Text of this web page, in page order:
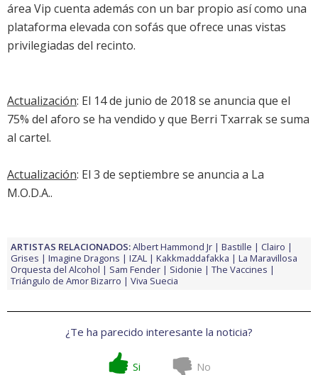
área Vip cuenta además con un bar propio así como una
plataforma elevada con sofás que ofrece unas vistas
privilegiadas del recinto.
Actualización: El 14 de junio de 2018 se anuncia que el
75% del aforo se ha vendido y que Berri Txarrak se suma
al cartel.
Actualización: El 3 de septiembre se anuncia a La
M.O.D.A..
ARTISTAS RELACIONADOS:Albert Hammond Jr Bastille
Clairo
Grises
Imagine Dragons IZAL Kakkmaddafakka
La Maravillosa
Orquesta del Alcohol
Sam Fender Sidonie
The Vaccines
Triángulo de Amor Bizarro
Viva Suecia
¿Te ha parecido interesante la noticia?
Si No